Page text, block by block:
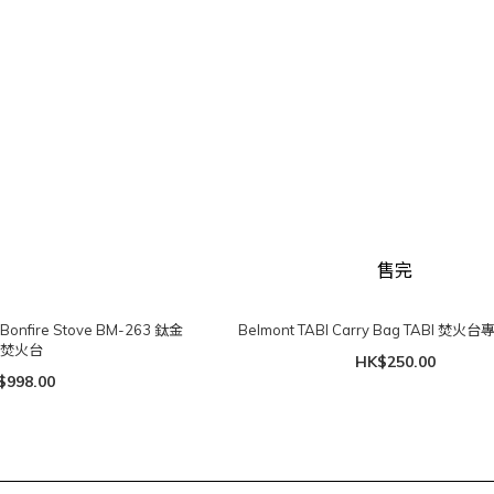
Stove BM-263 鈦金
火台
售完
Belmont TABI Carry Bag TABI 焚火台
HK$250.00